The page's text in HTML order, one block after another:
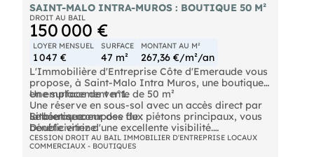
SAINT-MALO INTRA-MUROS : BOUTIQUE 50 M²
DROIT AU BAIL
150 000 €
LOYER MENSUEL
1 047 €
SURFACE
47 m²
MONTANT AU M²
267,36 €/m²/an
L'Immobilière d'Entreprise Côte d'Emeraude vous
propose, à Saint-Malo Intra Muros, une boutique
en emplacement n°1.
Le bien se compose de :
Une surface de vente de 50 m²
Une réserve en sous-sol avec un accès direct par
la boutique
Double vitrine
Située au coeur des flux piétons principaux, vous
bénéficieriez d'une excellente visibilité.
DPE En cours
CESSION DROIT AU BAIL IMMOBILIER D'ENTREPRISE LOCAUX
COMMERCIAUX - BOUTIQUES